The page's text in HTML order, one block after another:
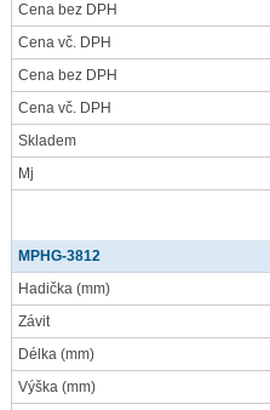
Cena bez DPH
Cena vč. DPH
Cena bez DPH
Cena vč. DPH
Skladem
Mj
MPHG-3812
Hadička (mm)
Závit
Délka (mm)
Výška (mm)